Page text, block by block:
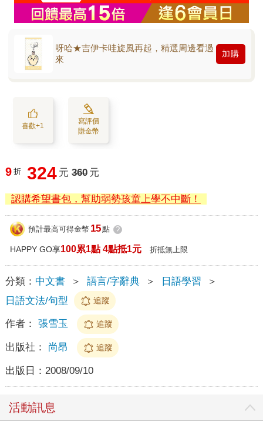
呀哈★吉伊卡哇旋風再起，精選周邊看過
來
加購
喜歡+1
寫評價
賺金幣
9 折 324 元 360 元
認購希望書包，幫助弱勢孩童上學不中斷！
預計最高可得金幣 15點 ?
HAPPY GO享100累1點 4點抵1元 折抵無上限
分類： 中文書 ＞ 語言/字辭典 ＞ 日語學習
＞
日語文法/句型
追蹤
作者： 張雪玉 追蹤
出版社： 尚昂 追蹤
出版日： 2008/09/10
活動訊息